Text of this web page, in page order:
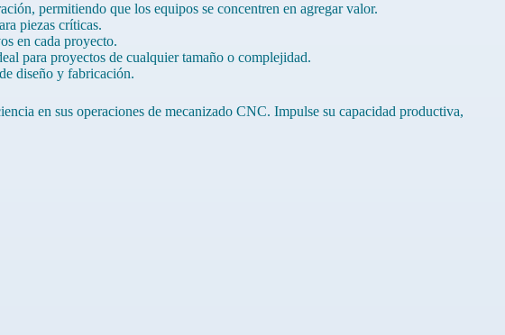
permitiendo que los equipos se concentren en agregar valor.
piezas críticas.
en cada proyecto.
para proyectos de cualquier tamaño o complejidad.
diseño y fabricación.
en sus operaciones de mecanizado CNC. Impulse su capacidad productiva,